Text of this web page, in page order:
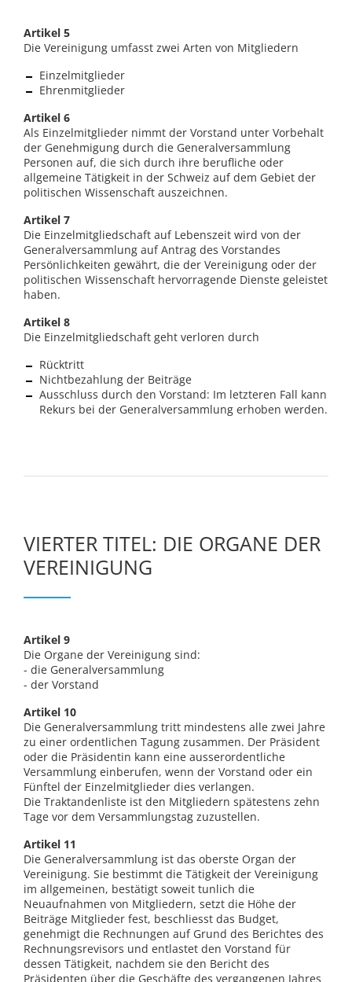
Artikel 5
Die Vereinigung umfasst zwei Arten von Mitgliedern
Einzelmitglieder
Ehrenmitglieder
Artikel 6
Als Einzelmitglieder nimmt der Vorstand unter Vorbehalt
der Genehmigung durch die Generalversammlung
Personen auf, die sich durch ihre berufliche oder
allgemeine Tätigkeit in der Schweiz auf dem Gebiet der
politischen Wissenschaft auszeichnen.
Artikel 7
Die Einzelmitgliedschaft auf Lebenszeit wird von der
Generalversammlung auf Antrag des Vorstandes
Persönlichkeiten gewährt, die der Vereinigung oder der
politischen Wissenschaft hervorragende Dienste geleistet
haben.
Artikel 8
Die Einzelmitgliedschaft geht verloren durch
Rücktritt
Nichtbezahlung der Beiträge
Ausschluss durch den Vorstand: Im letzteren Fall kann
Rekurs bei der Generalversammlung erhoben werden.
VIERTER TITEL: DIE ORGANE DER
VEREINIGUNG
Artikel 9
Die Organe der Vereinigung sind:
- die Generalversammlung
- der Vorstand
Artikel 10
Die Generalversammlung tritt mindestens alle zwei Jahre
zu einer ordentlichen Tagung zusammen. Der Präsident
oder die Präsidentin kann eine ausserordentliche
Versammlung einberufen, wenn der Vorstand oder ein
Fünftel der Einzelmitglieder dies verlangen.
Die Traktandenliste ist den Mitgliedern spätestens zehn
Tage vor dem Versammlungstag zuzustellen.
Artikel 11
Die Generalversammlung ist das oberste Organ der
Vereinigung. Sie bestimmt die Tätigkeit der Vereinigung
im allgemeinen, bestätigt soweit tunlich die
Neuaufnahmen von Mitgliedern, setzt die Höhe der
Beiträge Mitglieder fest, beschliesst das Budget,
genehmigt die Rechnungen auf Grund des Berichtes des
Rechnungsrevisors und entlastet den Vorstand für
dessen Tätigkeit, nachdem sie den Bericht des
Präsidenten über die Geschäfte des vergangenen Jahres